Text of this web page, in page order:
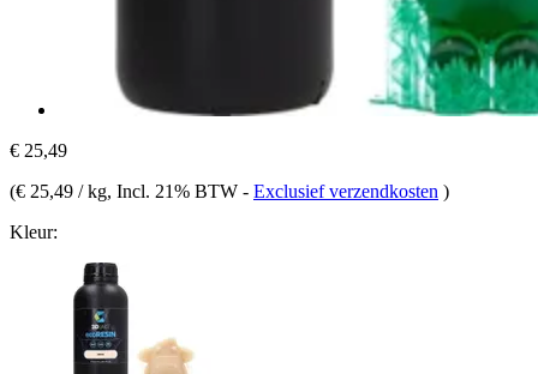
€ 25,49
(€ 25,49 / kg, Incl. 21% BTW - Exclusief verzendkosten )
Kleur: